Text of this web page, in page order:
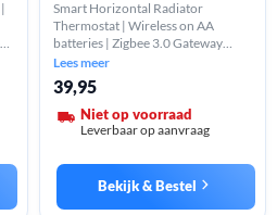
Smart Horizontal Radiator
Thermostat | Wireless on AA
batteries | Zigbee 3.0 Gateway
required | App and manual control
| Energy saving
Lees meer
39,95
Niet op voorraad
Leverbaar op aanvraag
Bekijk & Bestel